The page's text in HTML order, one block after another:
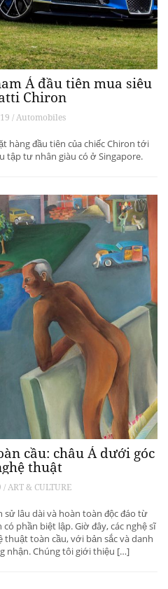
Á đầu tiên mua siêu
Chiron
/ Automobiles
hàng đầu tiên của chiếc Chiron tới
tập tư nhân giàu có ở Singapore.
cầu: châu Á dưới góc
thuật
ART & CULTURE
sử lâu dài và hoàn toàn độc đáo từ
phần biệt lập. Giờ đây, các nghệ sĩ
thuật toàn cầu, với bản sắc và danh
nhận. Chúng tôi giới thiệu […]